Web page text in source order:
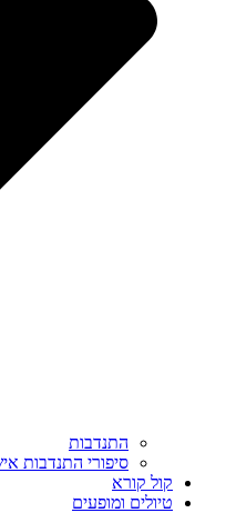
התנדבות
סיפורי התנדבות
קול קורא
טיולים ומופעים